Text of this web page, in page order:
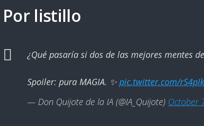
Por listillo
¿Qué pasaría si dos de las mejores mentes
Spoiler: pura MAGIA. ✨pic.twitter.com/
— Don Quijote de la IA (@IA_Quijote) October